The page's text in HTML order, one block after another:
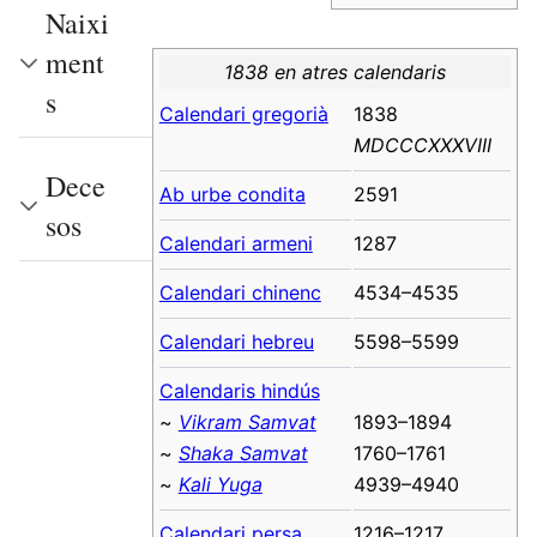
1838 en atres calendaris
Calendari gregorià
1838
MDCCCXXXVIII
Ab urbe condita 2591
Calendari armeni 1287
Calendari chinenc 4534–4535
Calendari hebreu 5598–5599
Calendaris hindús
~ Vikram Samvat
~ Shaka Samvat
~ Kali Yuga
1893–1894
1760–1761
4939–4940
Naixi
ment
s
Dece
sos